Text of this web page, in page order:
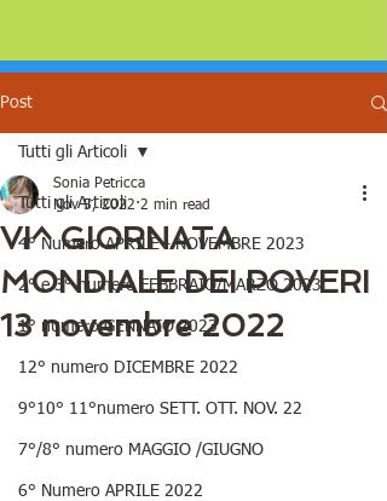
Post
Tutti gli Articoli
4° Numero APRILE - NOVEMBRE 2023
2° e 3° numero FEBBRAIO/MARZO 2023
1° numero GENNAIO 2023
12° numero DICEMBRE 2022
9°10° 11°numero SETT. OTT. NOV. 22
7°/8° numero MAGGIO /GIUGNO
6° Numero APRILE 2022
Tutti gli Articoli
VI^ GIORNATA
MONDIALE DEI POVERI
13 novembre 2022
Sonia Petricca
Nov 5, 2022 2 min read